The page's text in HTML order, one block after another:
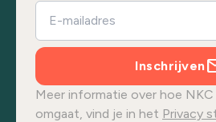
Inschrijven
Meer informatie over hoe
omgaat, vind je in het Privacy